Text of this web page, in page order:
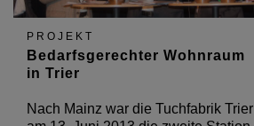
PROJEKT
Bedarfsgerechter Wohnraum
in Trier
Nach Mainz war die Tuchfabrik Trier